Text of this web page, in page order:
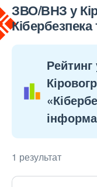
ЗВО/ВНЗ у
Кібербезпека
Рейтинг
1 результат